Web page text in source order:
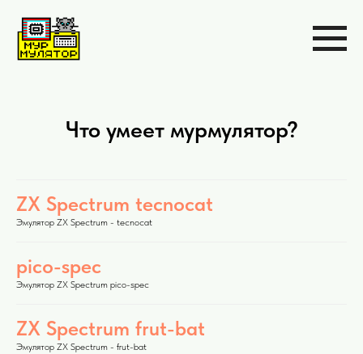
Что умеет мурмулятор?
ZX Spectrum tecnocat
Эмулятор ZX Spectrum - tecnocat
pico-spec
Эмулятор ZX Spectrum pico-spec
ZX Spectrum frut-bat
Эмулятор ZX Spectrum - frut-bat